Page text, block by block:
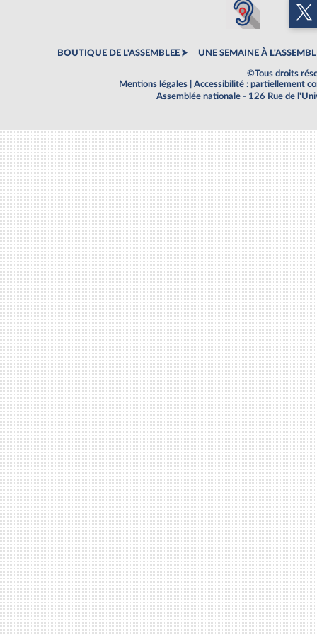
BOUTIQUE DE L'ASSEMBLEE UNE SEMAINE À
©Tous droits
Mentions légales
Accessibilité : partiellement
Assemblée nationale - 126 Rue de